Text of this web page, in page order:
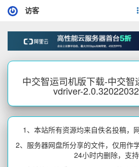
访客
中交智运司机版下载-中交
vdriver-
1、本站所有资源均来自佚名投稿，
2、服务器网盘所分享的文件，仅用作
24小时内删除，支